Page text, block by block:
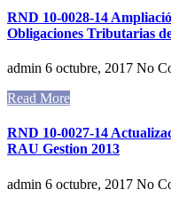
RND 10-0028-14
Obligaciones Tributarias
admin 6 octubre, 2017 No
Read More
RND 10-0027-14
RAU Gestion 2013
admin 6 octubre, 2017 No